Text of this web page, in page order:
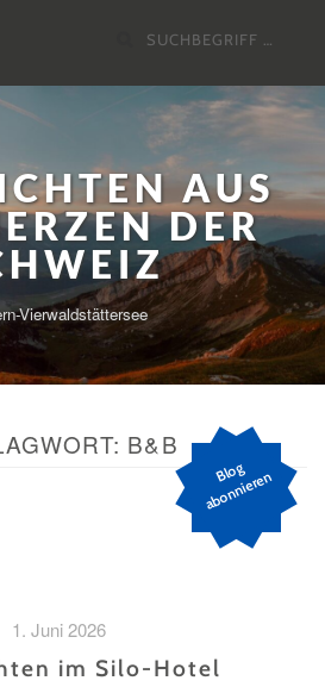
Suchen
AUS
DER
Vierwaldstättersee
Bl
o
g
a
b
o
n
ni
er
e
n
B&B
1. Juni 2026
im Silo-Hotel